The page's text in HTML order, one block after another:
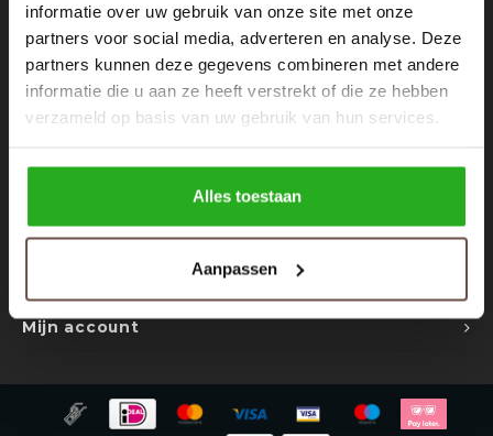
informatie over uw gebruik van onze site met onze
partners voor social media, adverteren en analyse. Deze
partners kunnen deze gegevens combineren met andere
informatie die u aan ze heeft verstrekt of die ze hebben
verzameld op basis van uw gebruik van hun services.
Alles toestaan
Aanpassen
Tassen
Tops
Jumpsuites
Hoodies
Body's
Tracksuits
Sweaters
Accessoires
Underwear
Jassen
Tracksuits
Bodywarmers
Trackpants
Overhemden
Contact
Ontvang de laatste updates, nieuws en aanbiedingen via email
Volg ons
Mijn account